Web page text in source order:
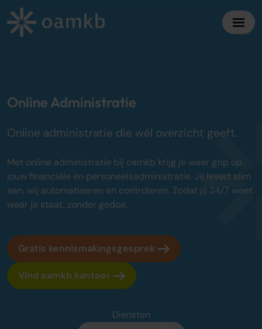
Online Administratie
Online administratie die wél overzicht geeft.
Met online administratie bij oamkb krijg je weer grip op
jouw financiële én personeelsadministratie. Jij levert slim
aan, wij automatiseren en controleren. Zodat jij 24/7 weet
waar je staat, zonder gedoe.
Gratis kennismakingsgesprek
Vind oamkb kantoor
Diensten
Online Administratie
Accountancy
Zekerheid bij jaarrekening en cijfers
Strategisch advies voor groei
Over oamkb
Over ons